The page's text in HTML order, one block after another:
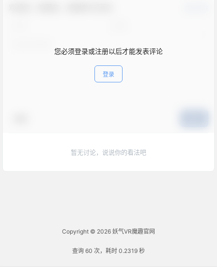
您必须登录或注册以后才能发表评论
登录
暂无讨论，说说你的看法吧
Copyright © 2026 妖气VR魔趣官网
查询 60 次，耗时 0.2319 秒